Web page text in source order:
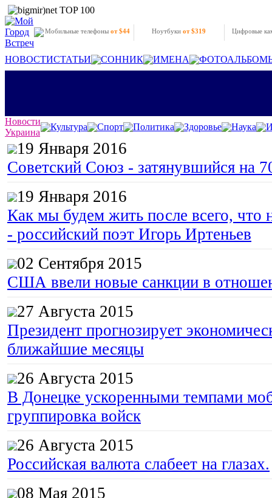
Мобильные телефоны от $44 Ноутбукиот $319 Цифровые
НОВОСТИСТАТЬИ СОННИК ИМЕНА
Новости
Украина
Культура Спорт Политика Здоровье Наука
19 Января 2016
Советский Союз - затянувшийся на
19 Января 2016
Как мы будем жить после всего, что
- российский поэт Игорь Иртеньев
02 Сентября 2015
США ввели новые санкции в
27 Августа 2015
Президент прогнозирует
ближайшие месяцы
26 Августа 2015
В Донецке ускоренными темпами
группировка войск
26 Августа 2015
Российская валюта слабеет на глазах.
08 Мая 2015